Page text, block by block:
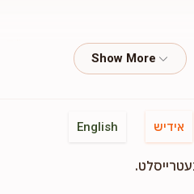
English אידיש